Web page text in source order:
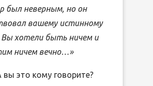
был неверным, но он
вашему истинному
хотели быть ничем и
ничем вечно…»
вы это кому говорите?